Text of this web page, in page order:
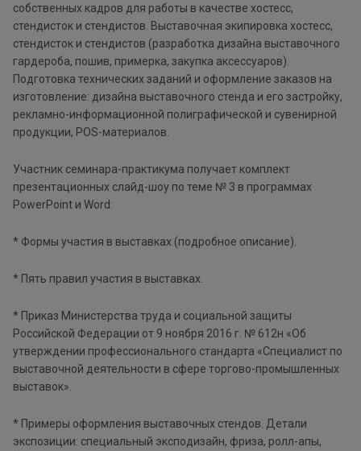
собственных кадров для работы в качестве хостесс,
стендисток и стендистов. Выставочная экипировка хостесс,
стендисток и стендистов (разработка дизайна выставочного
гардероба, пошив, примерка, закупка аксессуаров).
Подготовка технических заданий и оформление заказов на
изготовление: дизайна выставочного стенда и его застройку,
рекламно-информационной полиграфической и сувенирной
продукции, POS-материалов.
Участник семинара-практикума получает комплект
презентационных слайд-шоу по теме № 3 в программах
PowerPoint и Word:
* Формы участия в выставках (подробное описание).
* Пять правил участия в выставках.
* Приказ Министерства труда и социальной защиты
Российской Федерации от 9 ноября 2016 г. № 612н «Об
утверждении профессионального стандарта «Специалист по
выставочной деятельности в сфере торгово-промышленных
выставок».
* Примеры оформления выставочных стендов. Детали
экспозиции: специальный эксподизайн, фриза, ролл-апы,